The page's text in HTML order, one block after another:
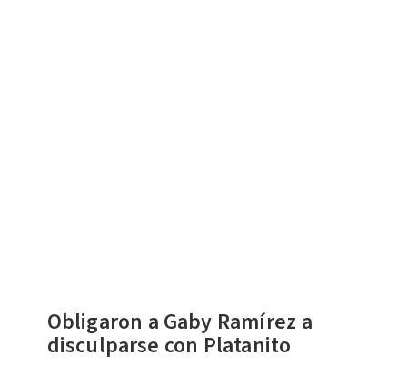
Obligaron a Gaby Ramírez a
disculparse con Platanito